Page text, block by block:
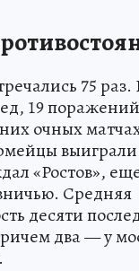
75
19
очных
выиграли
«Ростов»,
Средняя
десяти
два — у